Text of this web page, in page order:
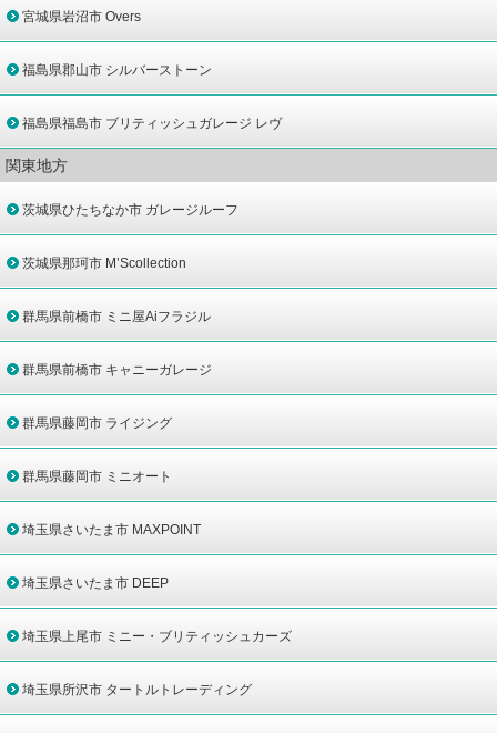
宮城県岩沼市 Overs
福島県郡山市 シルバーストーン
福島県福島市 ブリティッシュガレージ レヴ
関東地方
茨城県ひたちなか市 ガレージルーフ
茨城県那珂市 M’Scollection
群馬県前橋市 ミニ屋Aiフラジル
群馬県前橋市 キャニーガレージ
群馬県藤岡市 ライジング
群馬県藤岡市 ミニオート
埼玉県さいたま市 MAXPOINT
埼玉県さいたま市 DEEP
埼玉県上尾市 ミニー・ブリティッシュカーズ
埼玉県所沢市 タートルトレーディング